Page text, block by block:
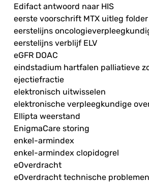
Edifact antwoord naar HIS
eerste voorschrift MTX uitleg folder
eerstelijns
eerstelijns verblijf ELV
eGFR DOAC
eindstadium hartfalen palliatieve
ejectiefractie
elektronisch uitwisselen
elektronische verpleegkundige
Ellipta weerstand
EnigmaCare storing
enkel-armindex
enkel-armindex clopidogrel
eOverdracht
eOverdracht technische